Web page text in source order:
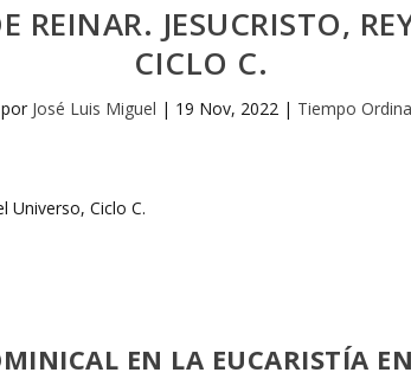
REINAR. JESUCRISTO,
CICLO C.
José Luis Miguel | 19 Nov, 2022 | Tiempo
EN LA EUCARISTÍA